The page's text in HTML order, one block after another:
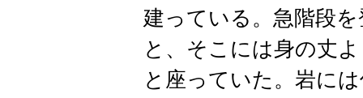
建っている。急階段
と、そこには身の丈
と座っていた。岩に